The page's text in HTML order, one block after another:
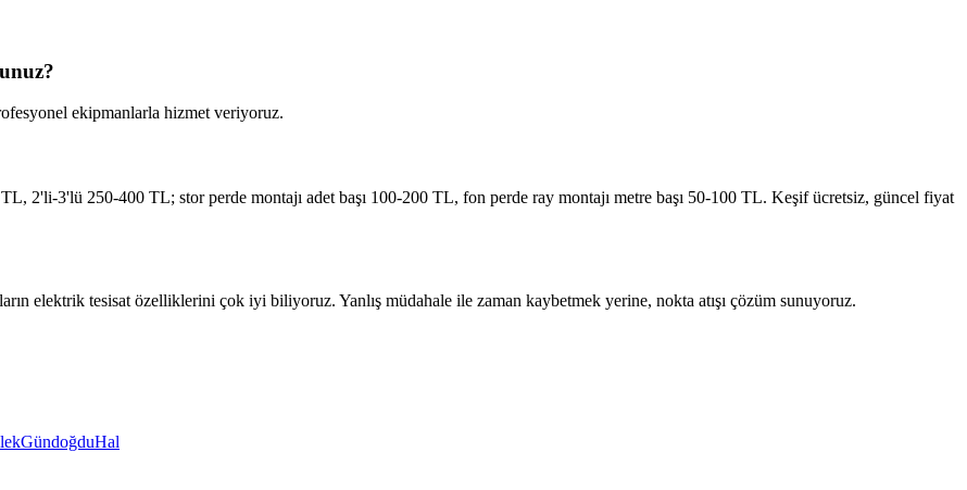
ekipmanlarla hizmet veriyoruz.
2'li-3'lü 250-400 TL; stor perde montajı adet başı 100-200 TL, fon perde ray montajı metre başı 50-100 TL. Keşif ücretsiz, güncel fiyat
elektrik tesisat özelliklerini çok iyi biliyoruz. Yanlış müdahale ile zaman kaybetmek yerine, nokta atışı çözüm sunuyoruz.
GündoğduHal